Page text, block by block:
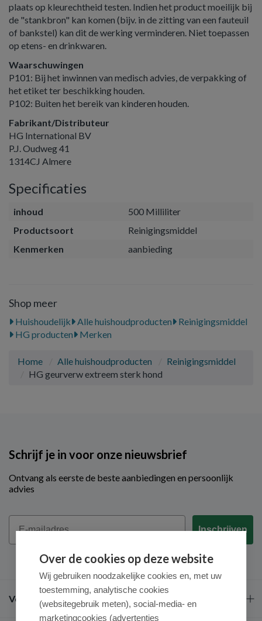
plaats op kleurechtheid testen. Indien het product moeilijk bij
de "stankbron" kan komen (bijv. in de zitting van een fauteuil
of bankstel) kan dit de werking verminderen. Niet toepassen
op etens- en drinkwaren.
Waarschuwingen
P101: Bij het inwinnen van medisch advies, de verpakking of
het etiket ter beschikking houden.
P102: Buiten het bereik van kinderen houden.
Fabrikant/Distributeur
HG International BV
P.J. Oudweg 41
1314CJ Almere
Specificaties
inhoud
500 Milliliter
Productsoort
Reinigingsmiddel
Kenmerken
aanbieding
Shop meer
Huishoudelijk Alle huishoudproducten
Reinigingsmiddel
HG producten
Merken
Home Alle huishoudproducten
Reinigingsmiddel
HG geurverw extreem sterk hond
Schrijf je in voor onze nieuwsbrief
Ontvang als eerste de beste aanbiedingen en persoonlijk
advies
Email
Inschrijven
Veel gestelde vragen
Over de cookies op deze website
Wij gebruiken noodzakelijke cookies en, met uw
toestemming, analytische cookies
(websitegebruik meten), social-media- en
marketingcookies (advertenties